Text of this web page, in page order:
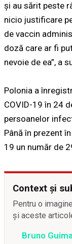
şi au sărit peste
nicio justificare
de vaccin
doză care ar fi
nevoie de ea”, a
Polonia a
COVID-19 în 24
persoanelor
Până în prezent
19 un număr de
Context și
Pentru o
și aceste
Bruno